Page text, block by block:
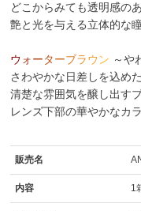
どこからみても透明感の
艶と光を与える立体的な瞳
ウ ォーターブラウ ン ～や
さわやかな日差しを込め
清楚な雰囲気を醸し出す
レンズ下部の華やかなカ
販売名
内容 1